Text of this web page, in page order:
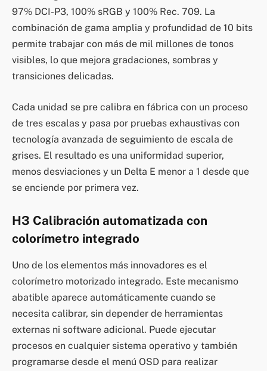
97% DCI-P3, 100% sRGB y 100% Rec. 709. La
combinación de gama amplia y profundidad de 10 bits
permite trabajar con más de mil millones de tonos
visibles, lo que mejora gradaciones, sombras y
transiciones delicadas.
Cada unidad se pre calibra en fábrica con un proceso
de tres escalas y pasa por pruebas exhaustivas con
tecnología avanzada de seguimiento de escala de
grises. El resultado es una uniformidad superior,
menos desviaciones y un Delta E menor a 1 desde que
se enciende por primera vez.
H3 Calibración automatizada con
colorímetro integrado
Uno de los elementos más innovadores es el
colorímetro motorizado integrado. Este mecanismo
abatible aparece automáticamente cuando se
necesita calibrar, sin depender de herramientas
externas ni software adicional. Puede ejecutar
procesos en cualquier sistema operativo y también
programarse desde el menú OSD para realizar